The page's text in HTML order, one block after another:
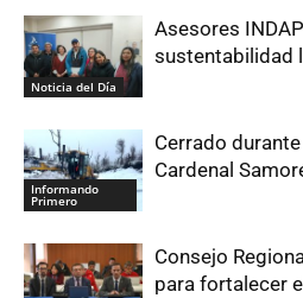
Noticia del Día
Asesores
sustentabilidad
Informando
Primero
Cerrado
Cardenal
Consejo
para fortalecer